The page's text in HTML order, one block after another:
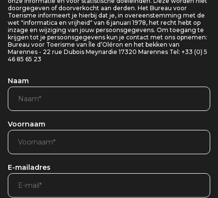
doorgegeven of doorverkocht aan derden. Het Bureau voor
Toerisme informeert je hierbij dat je, in overeenstemming met de
wet "informatica en vrijheid" van 6 januari 1978, het recht hebt op
inzage en wijziging van jouw persoonsgegevens. Om toegang te
krijgen tot je persoonsgegevens kun je contact met ons opnemen:
Bureau voor Toerisme van Île d’Oléron en het bekken van
Marennes - 22 rue Dubois Meynardie 17320 Marennes Tel: +33 (0) 5
46 85 65 23
Naam
Voornaam
E-mailadres